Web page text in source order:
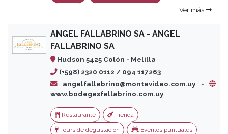
Ver más
ANGEL FALLABRINO SA - ANGEL
FALLABRINO SA
Hudson 5425 Colón - Melilla
(+598) 2320 0112 / 094 117263
angelfallabrino@montevideo.com.uy-
www.bodegasfallabrino.com.uy
Restaurante Tienda
Tours de degustación Eventos puntuales